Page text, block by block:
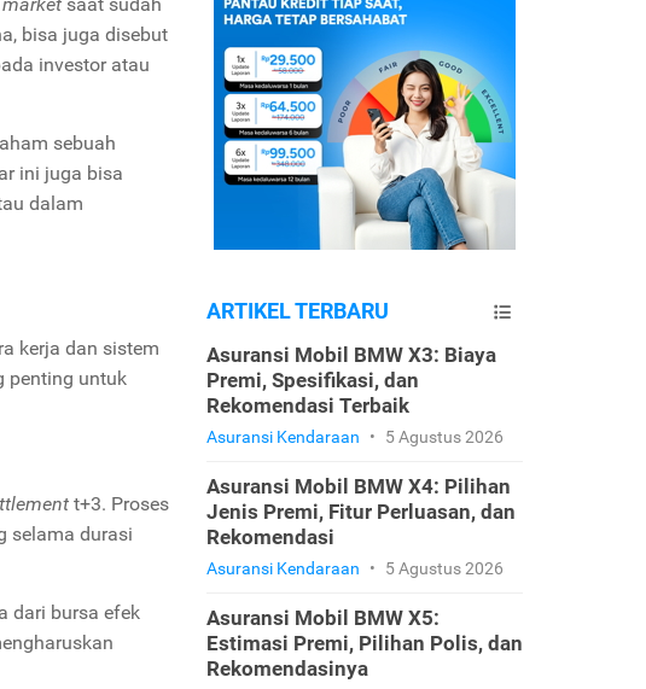
bisa juga disebut
investor atau
sebuah
ini juga bisa
dalam
kerja dan sistem
penting untuk
t+3. Proses
selama durasi
dari bursa efek
ARTIKEL TERBARU
Asuransi Mobil BMW X3: Biaya
Premi, Spesifikasi, dan
Rekomendasi Terbaik
Asuransi Kendaraan • 5 Agustus 2026
Asuransi Mobil BMW X4: Pilihan
Jenis Premi, Fitur Perluasan, dan
Rekomendasi
Asuransi Kendaraan • 5 Agustus 2026
Asuransi Mobil BMW X5:
Estimasi Premi, Pilihan Polis, dan
Rekomendasinya